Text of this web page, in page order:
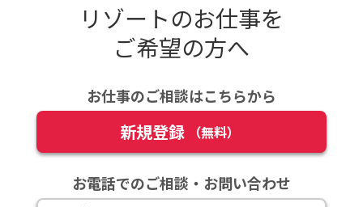
リゾートのお仕事を
ご希望の方へ
お仕事のご相談はこちらから
新規登録 （無料）
お電話でのご相談・お問い合わせ